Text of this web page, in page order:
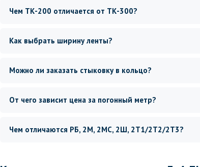
Чем ТК-200 отличается от ТК-300?
Как выбрать ширину ленты?
Можно ли заказать стыковку в кольцо?
От чего зависит цена за погонный метр?
Чем отличаются РБ, 2М, 2МС, 2Ш, 2Т1/2Т2/2Т3?